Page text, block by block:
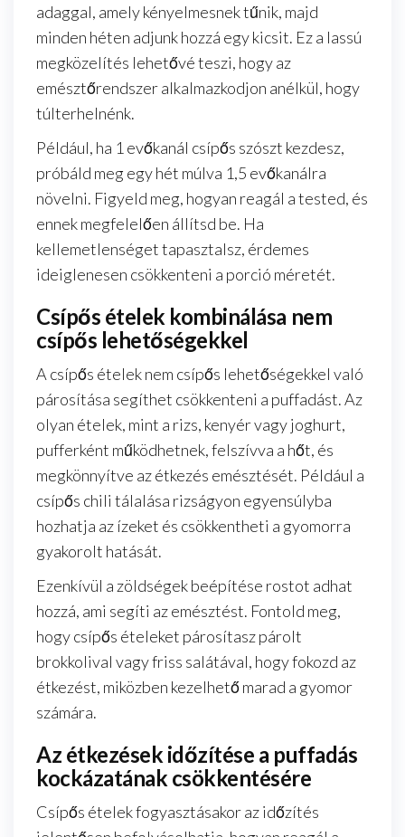
adaggal, amely kényelmesnek tűnik, majd
minden héten adjunk hozzá egy kicsit. Ez a lassú
megközelítés lehetővé teszi, hogy az
emésztőrendszer alkalmazkodjon anélkül, hogy
túlterhelnénk.
Például, ha 1 evőkanál csípős szószt kezdesz,
próbáld meg egy hét múlva 1,5 evőkanálra
növelni. Figyeld meg, hogyan reagál a tested, és
ennek megfelelően állítsd be. Ha
kellemetlenséget tapasztalsz, érdemes
ideiglenesen csökkenteni a porció méretét.
Csípős ételek kombinálása nem
csípős lehetőségekkel
A csípős ételek nem csípős lehetőségekkel való
párosítása segíthet csökkenteni a puffadást. Az
olyan ételek, mint a rizs, kenyér vagy joghurt,
pufferként működhetnek, felszívva a hőt, és
megkönnyítve az étkezés emésztését. Például a
csípős chili tálalása rizságyon egyensúlyba
hozhatja az ízeket és csökkentheti a gyomorra
gyakorolt hatását.
Ezenkívül a zöldségek beépítése rostot adhat
hozzá, ami segíti az emésztést. Fontold meg,
hogy csípős ételeket párosítasz párolt
brokkolival vagy friss salátával, hogy fokozd az
étkezést, miközben kezelhető marad a gyomor
számára.
Az étkezések időzítése a puffadás
kockázatának csökkentésére
Csípős ételek fogyasztásakor az időzítés